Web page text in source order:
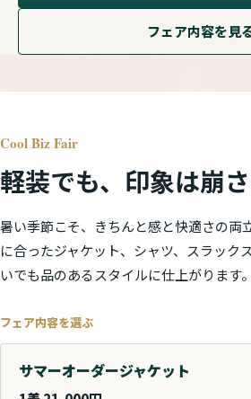
フェア内容を見
Cool Biz Fair
軽装でも、印象は崩さ
暑い季節こそ、きちんと感と快適さの両
に合ったジャケット、シャツ、スラック
いでも品のあるスタイルに仕上がります。
フェア内容を選ぶ
サマーオーダージャケット